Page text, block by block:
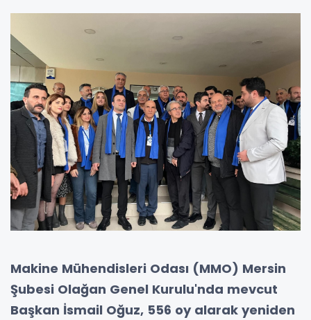
Makine Mühendisleri Odası (MMO) Mersin
Şubesi Olağan Genel Kurulu'nda mevcut
Başkan İsmail Oğuz, 556 oy alarak yeniden